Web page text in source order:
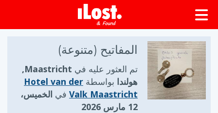
المفاتيح (متنوعة)
تم العثور عليه في
Maastricht,
هولندا بواسطة Hotel van der
Valk Maastricht في الخميس،
12 مارس 2026